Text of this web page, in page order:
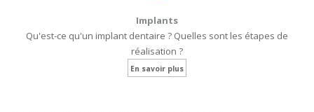
Implants
Qu'est-ce qu'un implant dentaire ? Quelles sont les étapes de
réalisation ?
En savoir plus